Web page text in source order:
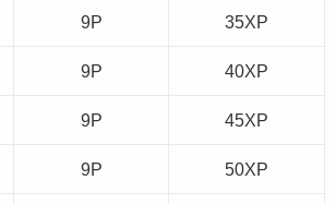
9P 35XP
9P 40XP
9P 45XP
9P 50XP